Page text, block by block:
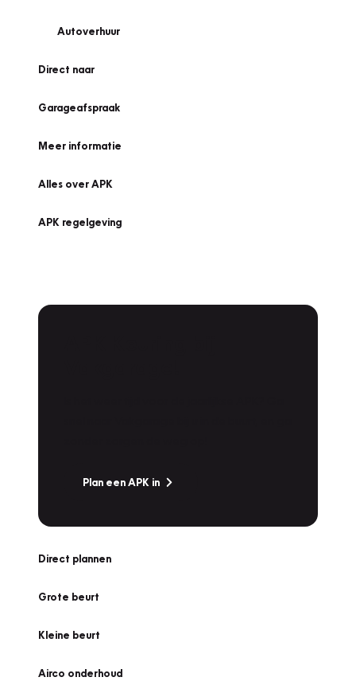
Autoverhuur
Direct naar
Garageafspraak
Meer informatie
Alles over APK
APK regelgeving
Plan een APK in
Direct plannen
Grote beurt
Kleine beurt
Airco onderhoud